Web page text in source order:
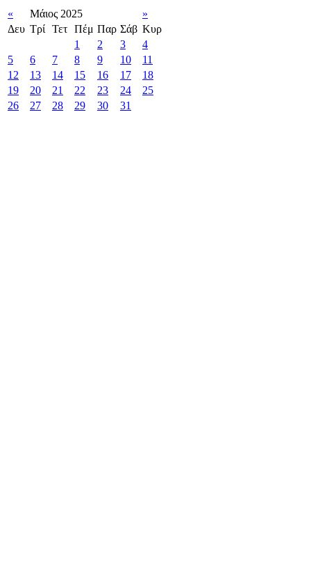
« Μάιος 2025
»
Δευ Τρί Τετ Πέμ Παρ Σάβ Κυρ
1
2 3
4
5
6 7 8 9 10
11
12
13 14 15 16 17
18
19
20 21 22 23 24
25
26
27 28 29 30 31